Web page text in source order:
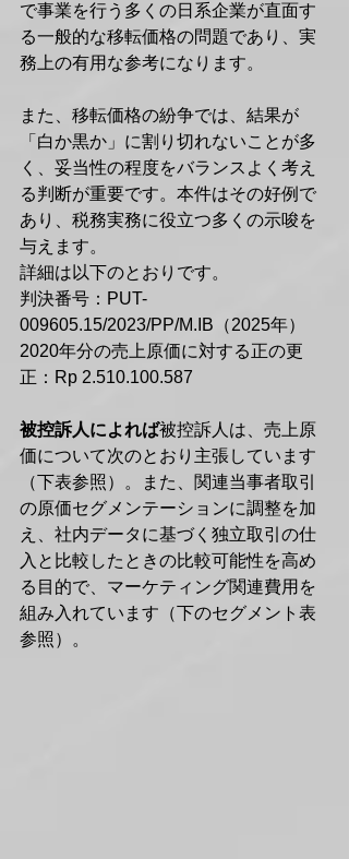
で事業を行う多くの日系企業が直面す
る一般的な移転価格の問題であり、実
務上の有用な参考になります。
また、移転価格の紛争では、結果が
「白か黒か」に割り切れないことが多
く、妥当性の程度をバランスよく考え
る判断が重要です。本件はその好例で
あり、税務実務に役立つ多くの示唆を
与えます。
詳細は以下のとおりです。
判決番号：PUT-
009605.15/2023/PP/M.IB（2025年）
2020年分の売上原価に対する正の更
正：Rp 2.510.100.587
被控訴人によれば被控訴人は、売上原
価について次のとおり主張しています
（下表参照）。また、関連当事者取引
の原価セグメンテーションに調整を加
え、社内データに基づく独立取引の仕
入と比較したときの比較可能性を高め
る目的で、マーケティング関連費用を
組み入れています（下のセグメント表
参照）。